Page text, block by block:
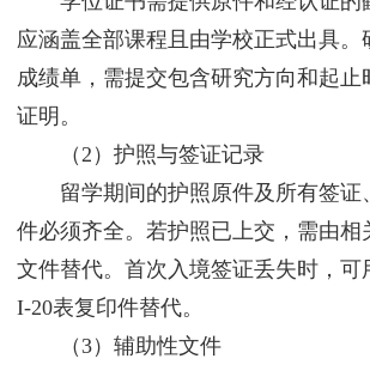
应涵盖全部课程且由学校正式出具。
成绩单，需提交包含研究方向和起止
证明。
（2）护照与签证记录
留学期间的护照原件及所有签证
件必须齐全。若护照已上交，需由相
文件替代。首次入境签证丢失时，可
I-20表复印件替代。
（3）辅助性文件